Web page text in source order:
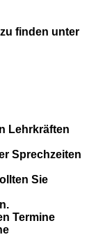
finden unter
Lehrkräften
Sprechzeiten
Sie
Termine